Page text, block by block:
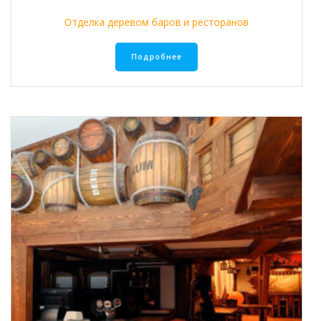
Отделка деревом баров и ресторанов
Подробнее